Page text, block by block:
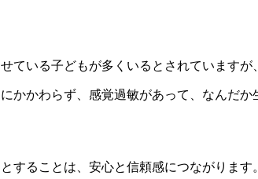
いる子どもが多くいるとされています
かかわらず、感覚過敏があって、なんだ
ることは、安心と信頼感につながりま